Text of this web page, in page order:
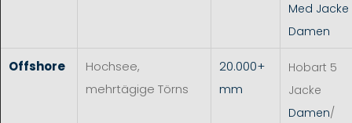
Med Jacke
Damen
Offshore
Hochsee,
mehrtägige Törns
20.000+
mm
Hobart 5
Jacke
Damen/